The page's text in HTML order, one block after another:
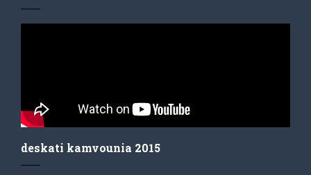
deskati kamvounia 2015